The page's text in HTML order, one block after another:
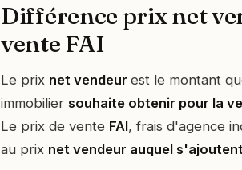
Différence prix net
vente FAI
Le prix net vendeur est le montant
immobilier souhaite obtenir pour la
Le prix de vente FAI, frais d'agence
au prix net vendeur auquel